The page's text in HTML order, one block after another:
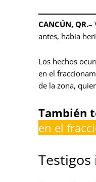
CANCÚN, QR.–
antes, había
Los hechos
en el
de la zona,
También
en el